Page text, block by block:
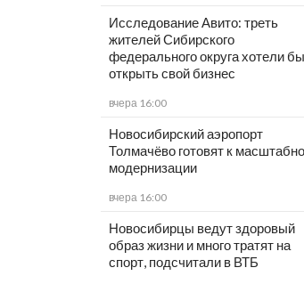
Исследование Авито: треть
жителей Сибирского
федерального округа хотели бы
открыть свой бизнес
вчера 16:00
Новосибирский аэропорт
Толмачёво готовят к
модернизации
вчера 16:00
Новосибирцы ведут здоровый
образ жизни и много тратят на
спорт, подсчитали в ВТБ